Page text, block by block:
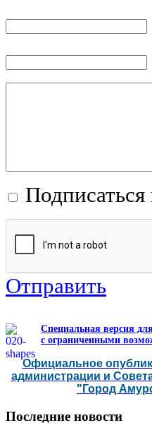
Отправить
Специальная версия
с ограниченными
Официальное
администрации и
"Город
Последние новости